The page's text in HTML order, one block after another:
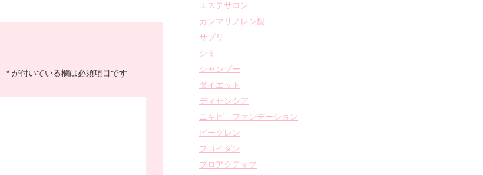
* が付いている欄は必須項目です
エステサロン
ガンマリノレン酸
サプリ
シミ
シャンプー
ダイエット
ディセンシア
ニキビ ファンデーション
ビーグレン
フコイダン
プロアクティブ